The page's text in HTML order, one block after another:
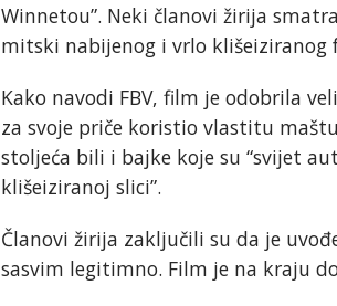
Winnetou”. Neki članovi žirija
mitski nabijenog i vrlo klišeiziranog
Kako navodi FBV, film je odobrila
za svoje priče koristio vlastitu
stoljeća bili i bajke koje su “svijet
klišeiziranoj slici”.
Članovi žirija zaključili su da je
sasvim legitimno. Film je na kraju